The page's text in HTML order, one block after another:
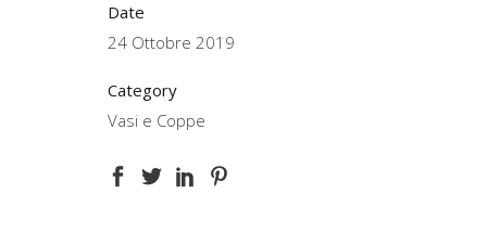
Date
24 Ottobre 2019
Category
Vasi e Coppe